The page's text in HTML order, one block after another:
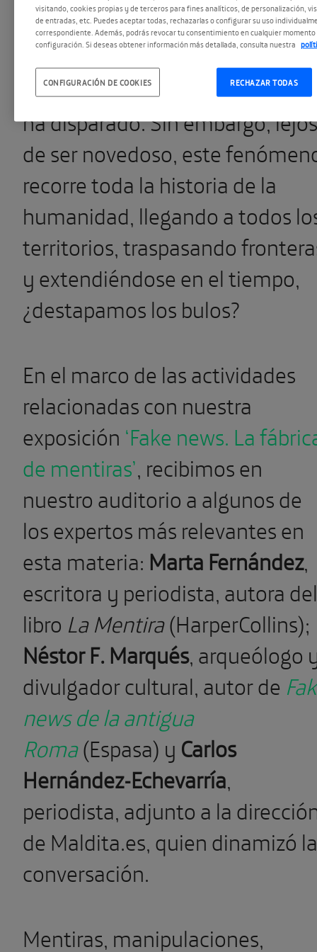
Con el despliegue de
propiciado por las redes sociales
y medios digitales, su alcance
ha disparado. Sin embargo, lejos
de ser novedoso, este
recorre toda la historia de la
humanidad, llegando a todos
territorios, traspasando
y extendiéndose en el tiempo,
¿destapamos los bulos?
En el marco de las actividades
relacionadas con nuestra
exposición ‘Fake news. La
de mentiras’, recibimos en
nuestro auditorio a algunos de
los expertos más relevantes en
esta materia: Marta Fernández,
escritora y periodista, autora del
libro La Mentira(HarperCollins);
Néstor F. Marqués, arqueólogo
divulgador cultural, autor de
news de la antigua
Roma(Espasa) y Carlos
Hernández-Echevarría,
periodista, adjunto a la
de Maldita.es, quien dinamizó la
conversación.
Mentiras, manipulaciones,
visitando, cookies propias y de terceros para fines analíticos, de personalización,
de entradas, etc. Puedes aceptar todas, rechazarlas o configurar su uso
correspondiente. Además, podrás revocar tu consentimiento en cualquier momento
configuración. Si deseas obtener información más detallada, consulta nuestra
RECHAZAR TODAS
CONFIGURACIÓN DE COOKIES